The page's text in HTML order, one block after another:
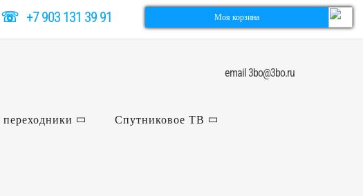
☏+7 903 131 39 91 Моя корзина
email 3bo@3bo.ru
Спутниковое ТВ